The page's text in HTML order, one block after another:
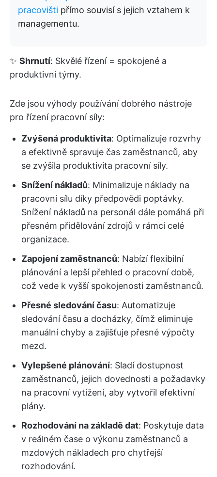
pracovišti přímo souvisí s jejich vztahem k
managementu.
✨ Shrnutí: Skvělé řízení = spokojené a
produktivní týmy.
Zde jsou výhody používání dobrého nástroje
pro řízení pracovní síly:
Zvýšená produktivita: Optimalizuje rozvrhy
a efektivně spravuje čas zaměstnanců, aby
se zvýšila produktivita pracovní síly.
Snížení nákladů: Minimalizuje náklady na
pracovní sílu díky předpovědi poptávky.
Snížení nákladů na personál dále pomáhá při
přesném přidělování zdrojů v rámci celé
organizace.
Zapojení zaměstnanců: Nabízí flexibilní
plánování a lepší přehled o pracovní době,
což vede k vyšší spokojenosti zaměstnanců.
Přesné sledování času: Automatizuje
sledování času a docházky, čímž eliminuje
manuální chyby a zajišťuje přesné výpočty
mezd.
Vylepšené plánování: Sladí dostupnost
zaměstnanců, jejich dovednosti a požadavky
na pracovní vytížení, aby vytvořil efektivní
plány.
Rozhodování na základě dat: Poskytuje data
v reálném čase o výkonu zaměstnanců a
mzdových nákladech pro chytřejší
rozhodování.